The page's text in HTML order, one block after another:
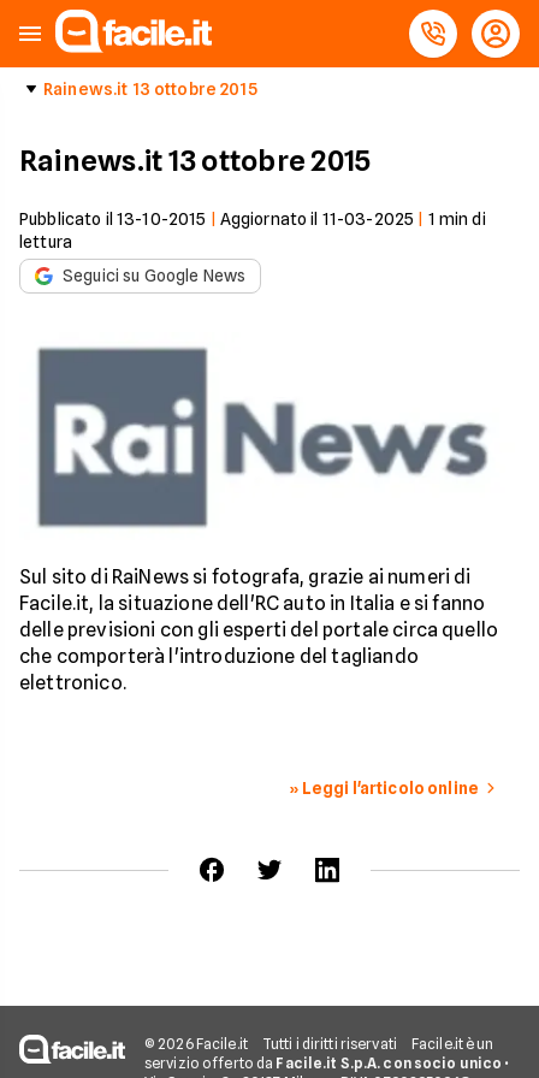
Rainews.it 13 ottobre 2015
Rainews.it 13 ottobre 2015
Pubblicato il 13-10-2015 Aggiornato il 11-03-2025 1 min di
lettura
Seguici su Google News
Sul sito di RaiNews si fotografa, grazie ai numeri di
Facile.it, la situazione dell'RC auto in Italia e si fanno
delle previsioni con gli esperti del portale circa quello
che comporterà l'introduzione del tagliando
elettronico.
» Leggi l'articolo online
© 2026 Facile.it Tutti i diritti riservati
Facile.it è un
servizio offerto da Facile.it S.p.A. con socio unico •